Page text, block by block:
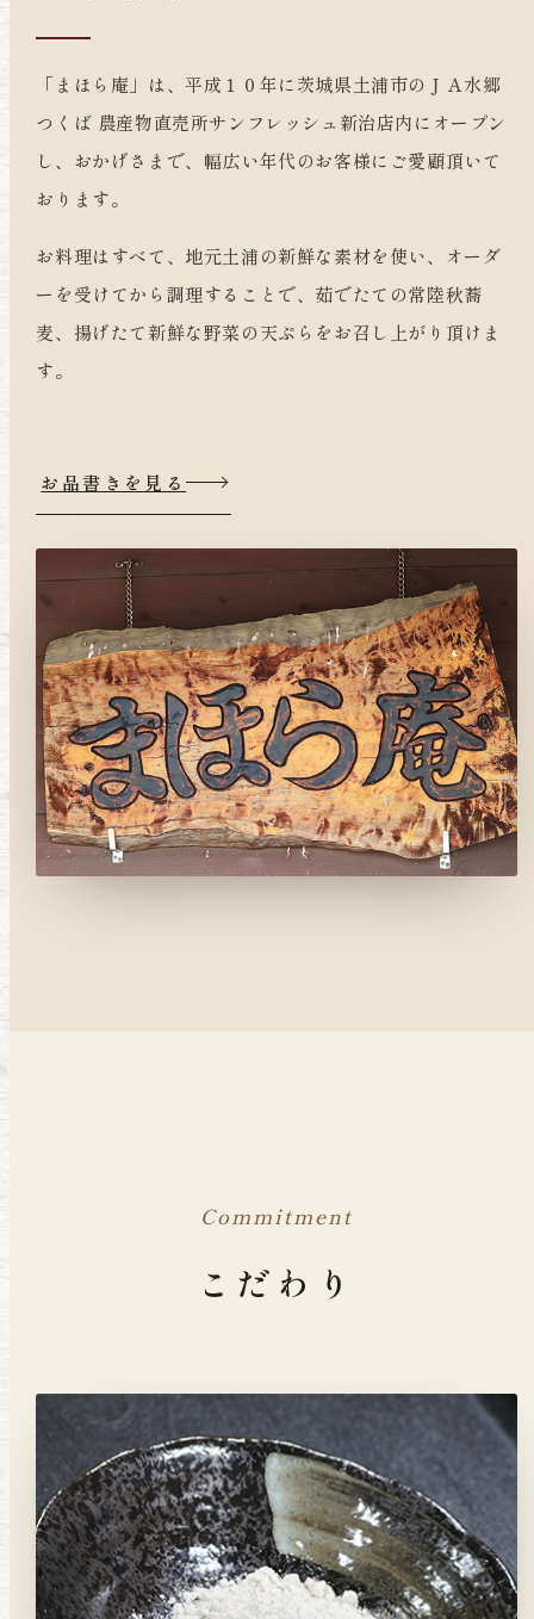
「まほら庵」は、平成１０年に茨城県土浦市のＪＡ水郷
つくば 農産物直売所サンフレッシュ新治店内にオープン
し、おかげさまで、幅広い年代のお客様にご愛顧頂いて
おります。
お料理はすべて、地元土浦の新鮮な素材を使い、オーダ
ーを受けてから調理することで、茹でたての常陸秋蕎
麦、揚げたて新鮮な野菜の天ぷらをお召し上がり頂けま
す。
お品書きを見る
Commitment
こだわり